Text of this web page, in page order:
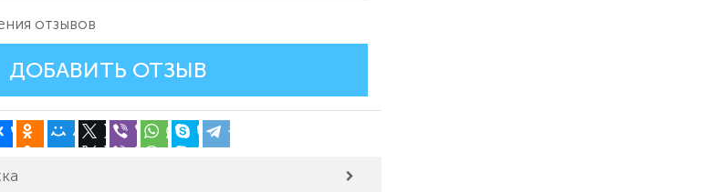
отзывов
ДОБАВИТЬ ОТЗЫВ